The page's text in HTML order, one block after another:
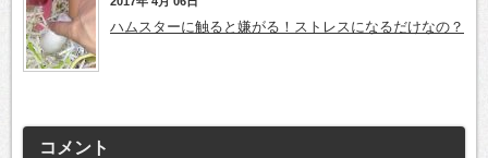
ハムスターに触ると嫌がる！ストレスになるだけなの？
コメント